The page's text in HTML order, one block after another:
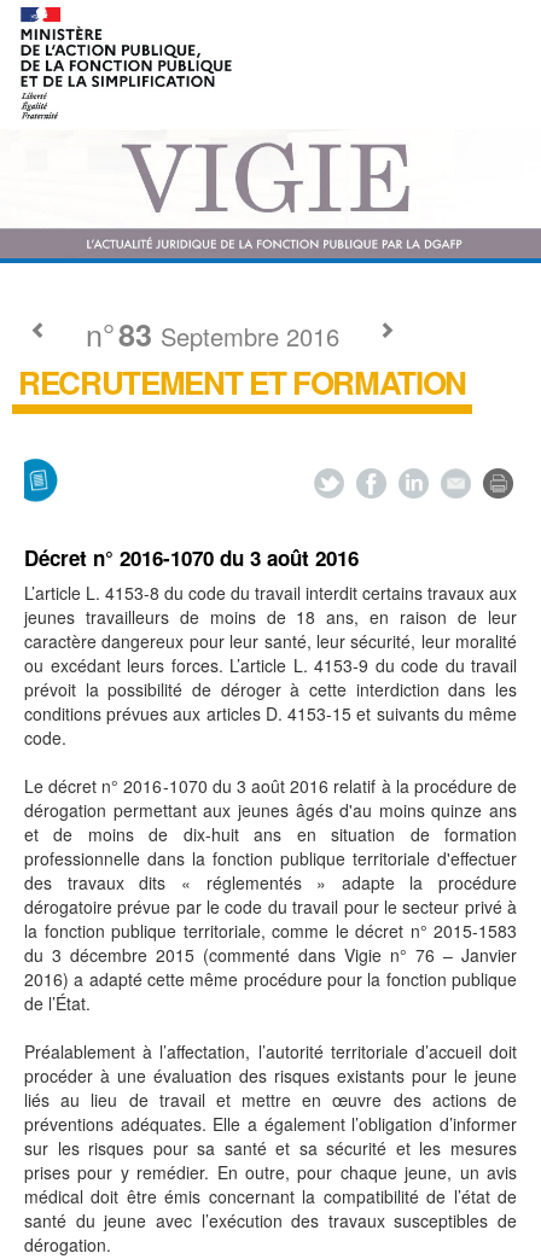
n°83 Septembre 2016
RECRUTEMENT ET FORMATION
Décret n° 2016-1070 du 3 août 2016
L’article L. 4153-8 du code du travail interdit certains travaux aux
jeunes travailleurs de moins de 18 ans, en raison de leur
caractère dangereux pour leur santé, leur sécurité, leur moralité
ou excédant leurs forces. L’article L. 4153-9 du code du travail
prévoit la possibilité de déroger à cette interdiction dans les
conditions prévues aux articles D. 4153-15 et suivants du même
code.
Le décret n° 2016-1070 du 3 août 2016 relatif à la procédure de
dérogation permettant aux jeunes âgés d'au moins quinze ans
et de moins de dix-huit ans en situation de formation
professionnelle dans la fonction publique territoriale d'effectuer
des travaux dits « réglementés » adapte la procédure
dérogatoire prévue par le code du travail pour le secteur privé à
la fonction publique territoriale, comme le décret n° 2015-1583
du 3 décembre 2015 (commenté dans Vigie n° 76 – Janvier
2016) a adapté cette même procédure pour la fonction publique
de l’État.
Préalablement à l’affectation, l’autorité territoriale d’accueil doit
procéder à une évaluation des risques existants pour le jeune
liés au lieu de travail et mettre en œuvre des actions de
préventions adéquates. Elle a également l’obligation d’informer
sur les risques pour sa santé et sa sécurité et les mesures
prises pour y remédier. En outre, pour chaque jeune, un avis
médical doit être émis concernant la compatibilité de l’état de
santé du jeune avec l’exécution des travaux susceptibles de
dérogation.